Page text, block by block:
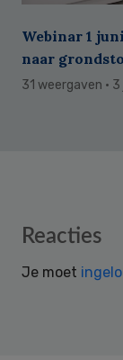
Webinar 1
naar
31 weergaven ·
Reader
Reacties
Je moet